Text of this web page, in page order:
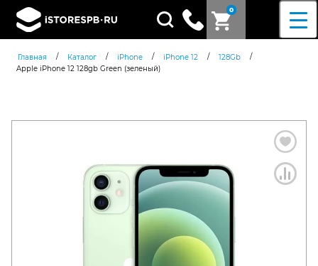
0
Поиск
товаров
Главная / Каталог / iPhone / iPhone 12 / 128Gb
/
Apple iPhone 12 128gb Green (зеленый)